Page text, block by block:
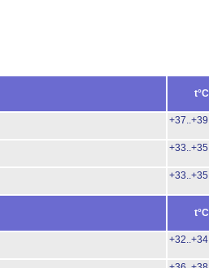
t°C
+37..+39
+33..+35
+33..+35
t°C
+32..+34